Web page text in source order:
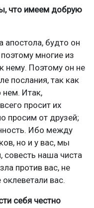
что имеем добрую
апостола, будто он
многие из
нему. Поэтому он не
послания, так как
Итак,
просит их
просим от друзей;
Ибо между
но и у вас, мы
совесть наша чиста
против вас, не
вас.
себя честно